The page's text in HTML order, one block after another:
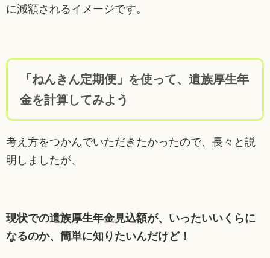
に減額されるイメージです。
「ねんきん定期便」を使って、遺族厚生年
金を計算してみよう
考え方をつかんでいただきたかったので、長々と説
明しましたが、
現状での遺族厚生年金見込額が、いったいいくらに
なるのか、簡単に知りたいんだけど！